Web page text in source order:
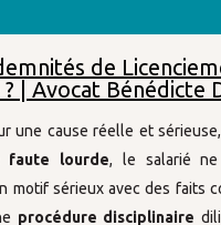
de
| Avocat Bénédicte
une cause réelle et
faute lourde, le salarié
motif sérieux avec des faits
procédure disciplinaire